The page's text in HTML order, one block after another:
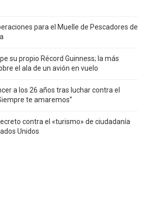
para el Muelle de Pescadores de
su propio Récord Guinness; la más
el ala de un avión en vuelo
a los 26 años tras luchar contra el
te amaremos”
contra el «turismo» de ciudadanía
Unidos